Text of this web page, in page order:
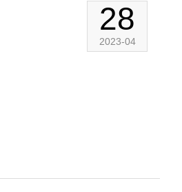
28
2023-04